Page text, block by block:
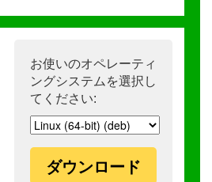
お使いのオペレーティ
ングシステムを選択し
てください:
ダウンロード